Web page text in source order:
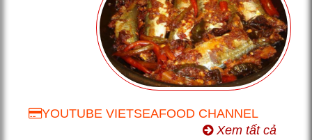
YOUTUBE VIETSEAFOOD CHANNEL
Xem tất cả